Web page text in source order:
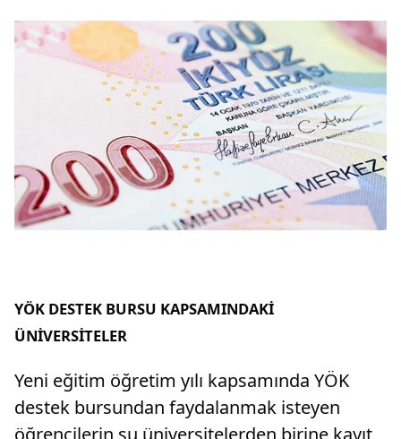
YÖK DESTEK BURSU KAPSAMINDAKİ
ÜNİVERSİTELER
Yeni eğitim öğretim yılı kapsamında YÖK
destek bursundan faydalanmak isteyen